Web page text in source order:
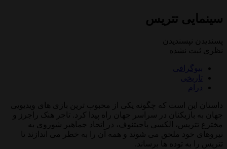
تتریس
نشده
است که چگونه یکی از محبوب ترین بازی های ویدیویی
در سراسر جهان راه پیدا کرد. تاجر هنک راجرز و
الکسی پاجیتنوف، در اتحاد جماهیر شوروی به
ملحق می شوند و همه آن را به خطر می اندازند تا
توده ها برساند.